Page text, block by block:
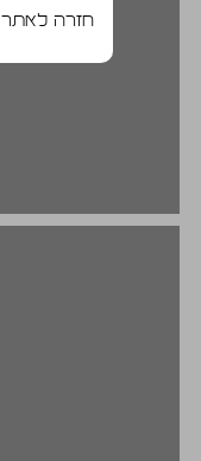
חזרה לאתר